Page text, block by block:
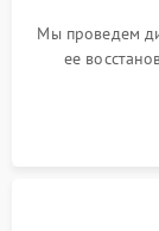
Мы проведем
ее